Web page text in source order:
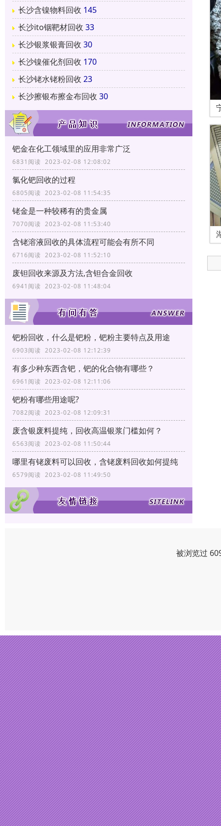
长沙含镍物料回收 145
长沙ito铟靶材回收 33
长沙银浆银膏回收 30
长沙镍催化剂回收 170
长沙铑水铑粉回收 23
长沙擦银布擦金布回收 30
钯金在化工领域里的应用非常广泛
6831阅读 2023-02-08 12:08:02
氯化钯回收的过程
6805阅读 2023-02-08 11:54:35
铑金是一种较稀有的贵金属
7070阅读 2023-02-08 11:53:40
含铑溶液回收的具体流程可能会有所不同
6716阅读 2023-02-08 11:52:10
废钽回收来源及方法,含钽合金回收
6941阅读 2023-02-08 11:48:04
钯粉回收，什么是钯粉，钯粉主要特点及用途
6903阅读 2023-02-08 12:12:39
有多少种东西含钯，钯的化合物有哪些？
6961阅读 2023-02-08 12:11:06
钯粉有哪些用途呢?
7082阅读 2023-02-08 12:09:31
废含银废料提纯，回收高温银浆门槛如何？
6563阅读 2023-02-08 11:50:44
哪里有铑废料可以回收，含铑废料回收如何提纯
6579阅读 2023-02-08 11:49:50
被浏览过